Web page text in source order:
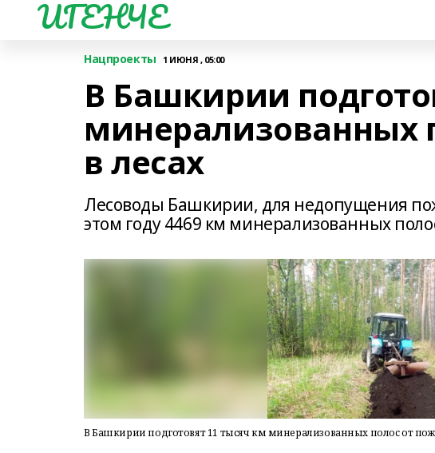
ИГЕНЧЕ
Нацпроекты 1 ИЮНЯ , 05:00
В Башкирии
минерализованных
в лесах
Лесоводы Башкирии, для недопущения
этом году 4469 км минерализованных
В Башкирии подготовят 11 тысяч км минерализованных полос от